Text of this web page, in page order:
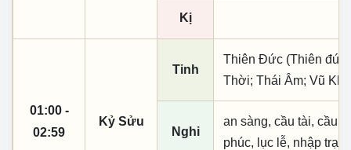
Kị
01:00 -
02:59
Kỷ Sửu
Tinh
Thiên Đức (Thiên
Thời; Thái Âm; Vũ
Nghi
an sàng, cầu tài, cầu
phúc, lục lễ, nhập